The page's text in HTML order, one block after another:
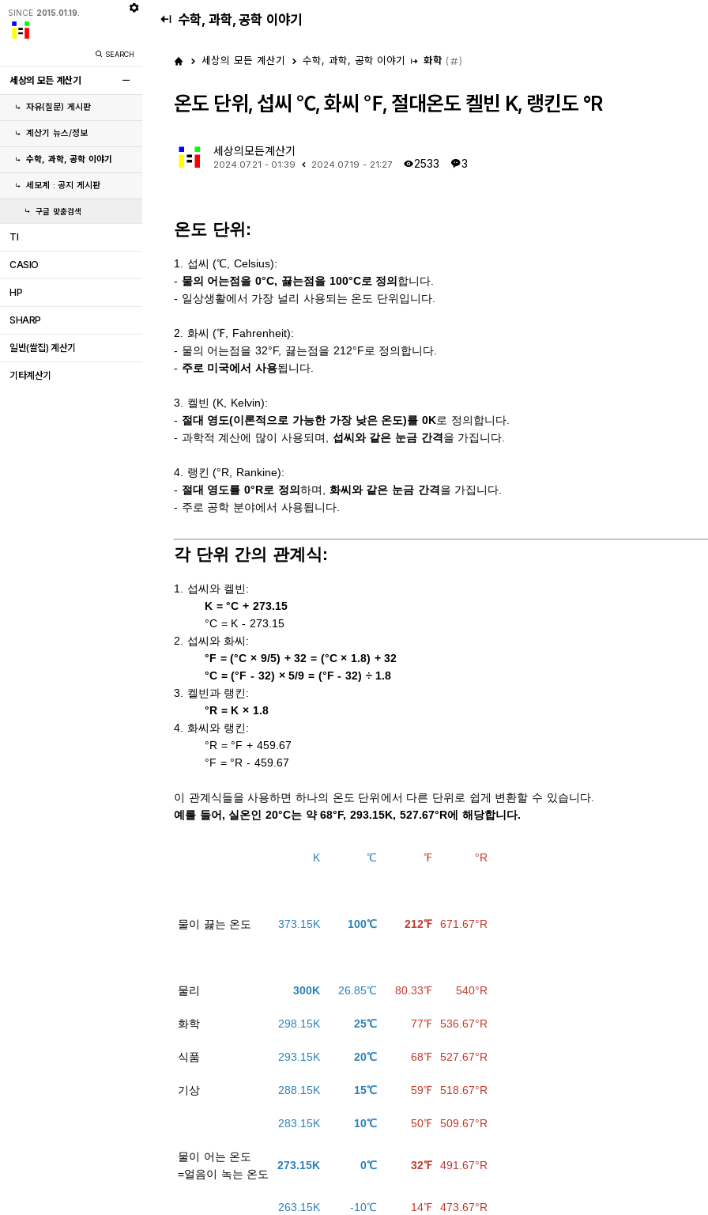
SINCE 2015.01.19.
SEARCH
세상의 모든 계산기
자유(질문) 게시판
계산기 뉴스/정보
수학, 과학, 공학 이야기
세모계 : 공지 게시판
구글 맞춤검색
TI
CASIO
HP
SHARP
일반(쌀집) 계산기
기타계산기
수학, 과학, 공학 이야기
세상의 모든 계산기 수학, 과학, 공학 이야기 화학 ( )
온도 단위, 섭씨 ℃, 화씨 ℉, 절대온도 켈빈 K, 랭킨도 °R
세상의모든계산기
2024.07.21 - 01:39 2024.07.19 - 21:27 2533 3
온도 단위:
1. 섭씨 (℃, Celsius):
- 물의 어는점을 0°C, 끓는점을 100°C로 정의 합니다.
- 일상생활에서 가장 널리 사용되는 온도 단위입니다.
2. 화씨 (℉, Fahrenheit):
- 물의 어는점을 32°F, 끓는점을 212°F로 정의합니다.
- 주로 미국에서 사용됩니다.
3. 켈빈 (K, Kelvin):
- 절대 영도(이론적으로 가능한 가장 낮은 온도)를 0K로 정의합니다.
- 과학적 계산에 많이 사용되며, 섭씨와 같은 눈금 간격을 가집니다.
4. 랭킨 (°R, Rankine):
- 절대 영도를 0°R로 정의하며, 화씨와 같은 눈금 간격을 가집니다.
- 주로 공학 분야에서 사용됩니다.
각 단위 간의 관계식:
1. 섭씨와 켈빈:
K = °C + 273.15
°C = K - 273.15
2. 섭씨와 화씨:
°F = (°C × 9/5) + 32 = (°C × 1.8) + 32
°C = (°F - 32) × 5/9 = (°F - 32) ÷ 1.8
3. 켈빈과 랭킨:
°R = K × 1.8
4. 화씨와 랭킨:
°R = °F + 459.67
°F = °R - 459.67
이 관계식들을 사용하면 하나의 온도 단위에서 다른 단위로 쉽게 변환할 수 있습니다.
예를 들어, 실온인 20°C는 약 68°F, 293.15K, 527.67°R에 해당합니다.
K ℃ ℉ °R
물이 끓는 온도 373.15K 100℃ 212℉ 671.67°R
물리 300K 26.85℃ 80.33℉ 540°R
화학 298.15K 25℃ 77℉ 536.67°R
식품 293.15K 20℃ 68℉ 527.67°R
기상 288.15K 15℃ 59℉ 518.67°R
283.15K 10℃ 50℉ 509.67°R
물이 어는 온도
=얼음이 녹는 온도
273.15K 0℃ 32℉ 491.67°R
263.15K -10℃ 14℉ 473.67°R